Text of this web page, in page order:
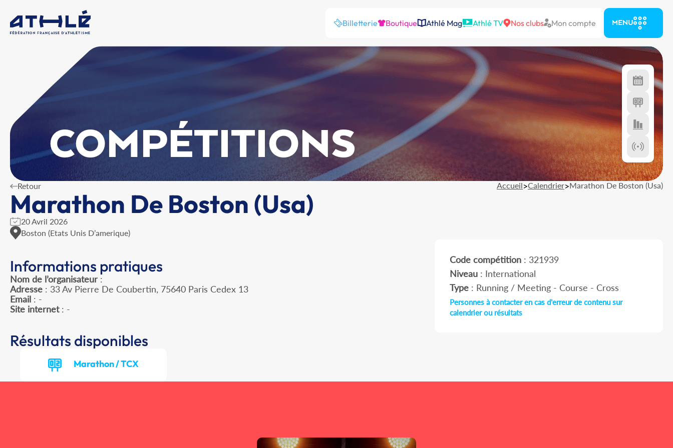
Billetterie Boutique Athlé Mag Athlé TV Nos clubs Mon compte MENU
COMPÉTITIONS
Retour Accueil>Calendrier>Marathon De Boston (Usa)
Marathon De Boston (Usa)
20 Avril 2026
Boston (Etats Unis D’amerique)
Informations pratiques
Nom de l’organisateur :
Adresse : 33 Av Pierre De Coubertin, 75640 Paris Cedex 13
Email : -
Site internet: -
Code compétition: 321939
Niveau: International
Type: Running / Meeting - Course - Cross
Personnes à contacter en cas d'erreur de contenu sur
calendrier ou résultats
Résultats disponibles
Marathon / TCX